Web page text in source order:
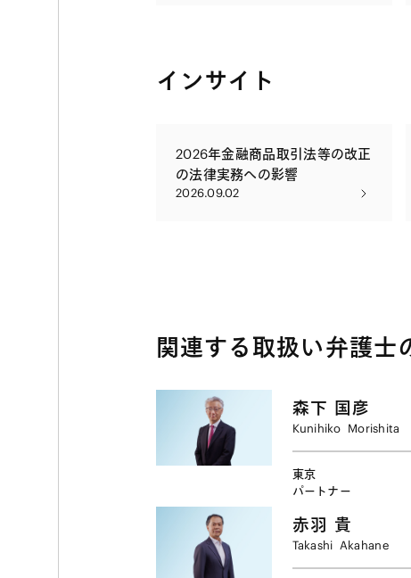
出資、アセット・ファイナンス、ス
岐にわたる業務についても、コンプ
ライアンスやリスク・マネジメント
の観点を踏まえた助言を提供してお
ります。さらに、保険相互会社の基
に応じて当該分野に通じた弁護士を
チームに組み込み、ワンストップの
す。近年では、中国やインドをはじ
めとするアジア市場における保険会
社の株式取得や合弁会社の立ち上
げ、業務提携など、わが国の保険会
社の海外市場への進出案件も数多く
を編成して対応しています。 当事務
所は、スワップ取引その他金融デリ
融関連訴訟について豊富な実績・経
験を有しています。また、当事務所
は、金融関連紛争のADR手続につい
インサイト
2026年金融商品取引法等の改正
の法律実務への影響
2026.09.02
関連する取扱い弁護士
森下 国彦
Kunihiko Morishita
東京
パートナー
赤羽 貴
Takashi Akahane